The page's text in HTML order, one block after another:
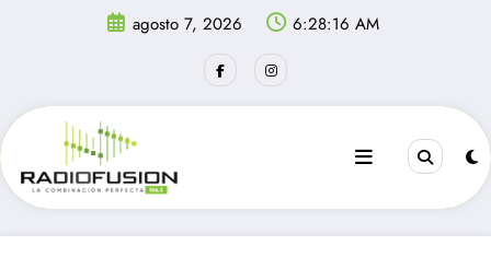
agosto 7, 2026 6:28:16 AM